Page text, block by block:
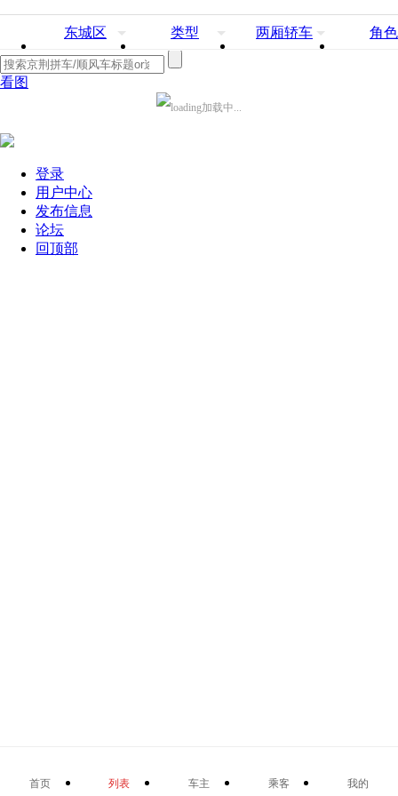
东城区 类型 两厢轿车 角色
看图
加载中...
登录
用户中心
发布信息
论坛
回顶部
首页 列表 车主 乘客 我的